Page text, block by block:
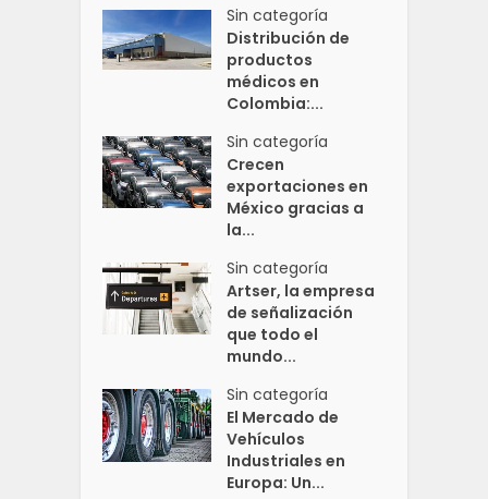
Sin categoría
Distribución de
productos
médicos en
Colombia:...
Sin categoría
Crecen
exportaciones en
México gracias a
la...
Sin categoría
Artser, la empresa
de señalización
que todo el
mundo...
Sin categoría
El Mercado de
Vehículos
Industriales en
Europa: Un...